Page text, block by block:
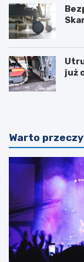
już
Warto